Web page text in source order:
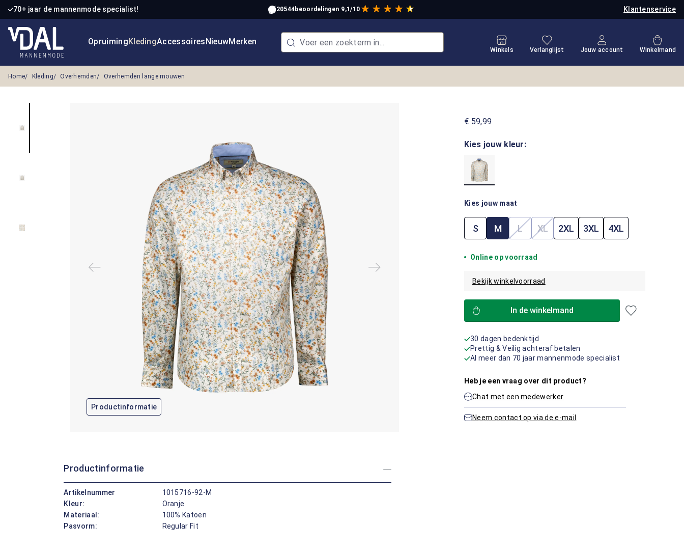
de hoofdinhoud
Ga naar de zoekopdracht
Ga naar de hoofdnavigatie
70+ jaar de mannenmode specialist! Klantenservice
20544beoordelingen 9,1/10
OpruimingKledingAccessoiresNieuwMerken
Winkels
Je hebt 0 items op je verlanglijstje
Verlanglijst Jouw account Winkelmand
Home Kleding Overhemden Overhemden lange mouwen
Productinformatie
€ 59,99
Kies jouw kleur:
Kies jouw maat
S M L(Deze optie is momenteel niet beschikbaar.)
XL(Deze optie is momenteel niet
2XL 3XL 4XL
Online op voorraad
Bekijk winkelvoorraad
In de winkelmand
30 dagen bedenktijd
Prettig & Veilig achteraf betalen
Al meer dan 70 jaar mannenmode specialist
Heb je een vraag over dit product?
Chat met een medewerker
Neem contact op via de e-mail
Productinformatie
Artikelnummer
1015716-92-M
Kleur:
Oranje
Materiaal:
100% Katoen
Pasvorm:
Regular Fit